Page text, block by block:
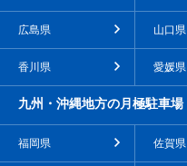
広島県 山口県
香川県 愛媛県
九州・沖縄地方の月極駐車場
福岡県 佐賀県